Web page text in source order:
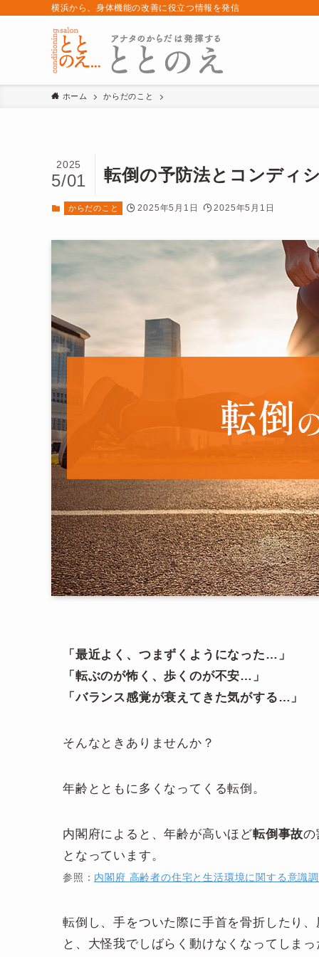
横浜から、身体機能の改善に役立つ情報を発信
ホーム からだのこと
転倒の予防法とコンディ
2025
5/01
からだのこと 2025年5月1日 2025年5月1日
「最近よく、つまずくようになった…」
「転ぶのが怖く、歩くのが不安… 」
「バランス感覚が衰えてきた気がする… 」
そんなときありませんか？
年齢とともに多くなってくる転倒。
内閣府によると、年齢が高いほど転倒事故の
となっています。
参照： 内閣府 高齢者の住宅と生活環境に関する意識
転倒し、手をついた際に手首を骨折したり
と、大怪我でしばらく動けなくなってしま